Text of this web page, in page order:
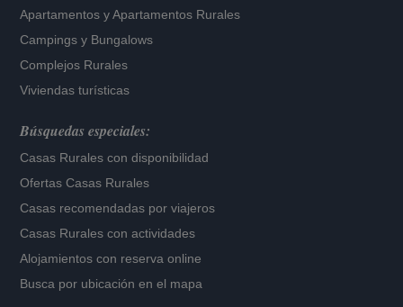
Apartamentos yApartamentos Rurales
Campings y Bungalows
Complejos Rurales
Viviendas turísticas
Búsquedas especiales:
Casas Rurales con disponibilidad
Ofertas Casas Rurales
Casas recomendadas por viajeros
Casas Rurales con actividades
Alojamientos con reserva online
Busca por ubicación en el mapa